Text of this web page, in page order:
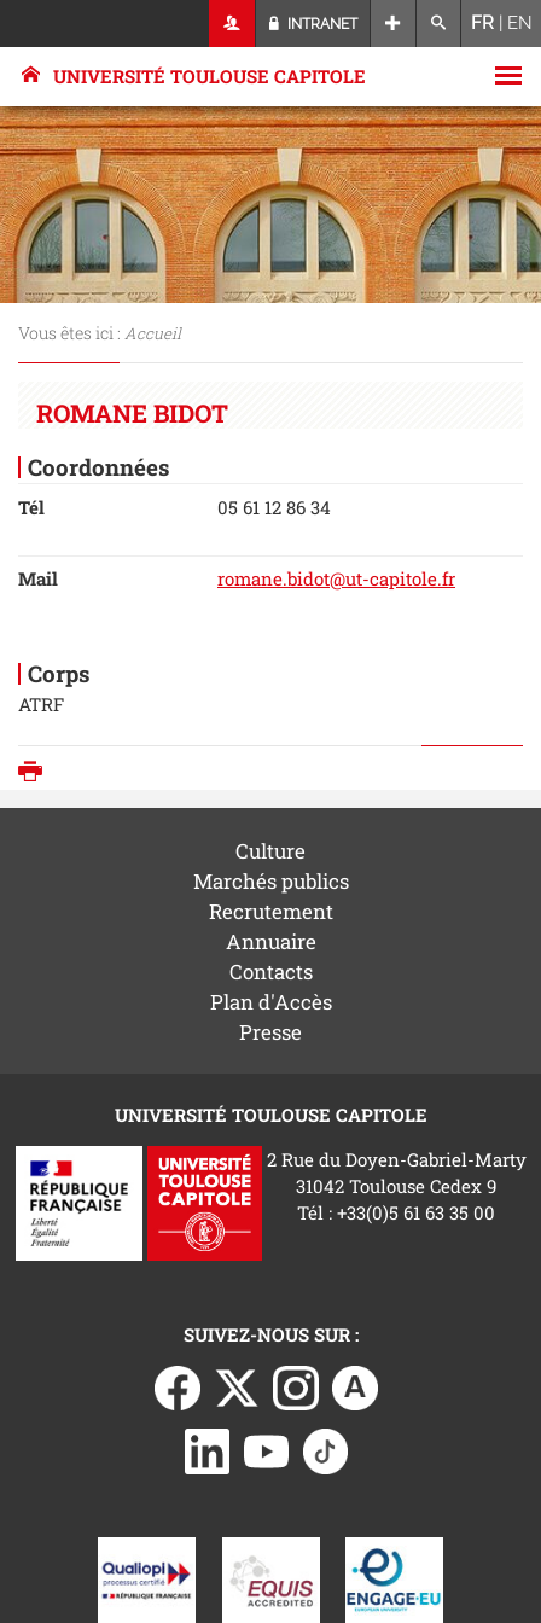
INTRANET FR | EN
UNIVERSITÉ TOULOUSE CAPITOLE
Vous êtes ici : Accueil
ROMANE BIDOT
Coordonnées
Tél 05 61 12 86 34
Mail romane.bidot@ut-capitole.fr
Corps
ATRF
Culture
Marchés publics
Recrutement
Annuaire
Contacts
Plan d'Accès
Presse
UNIVERSITÉ TOULOUSE CAPITOLE
2 Rue du Doyen-Gabriel-Marty
31042 Toulouse Cedex 9
Tél : +33(0)5 61 63 35 00
SUIVEZ-NOUS SUR :